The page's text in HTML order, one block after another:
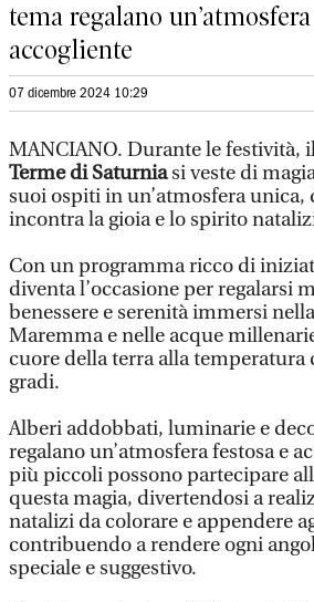
tema regalano
accogliente
07 dicembre 2024 10:29
MANCIANO. Durante le festività,
Terme di Saturniasi veste di
suoi ospiti in un’atmosfera unica,
incontra la gioia e lo spirito
Con un programma ricco di
diventa l’occasione per regalarsi
benessere e serenità immersi
Maremma e nelle acque
cuore della terra alla temperatura
gradi.
Alberi addobbati, luminarie e
regalano un’atmosfera festosa e
più piccoli possono partecipare
questa magia, divertendosi a
natalizi da colorare e appendere
contribuendo a rendere ogni
speciale e suggestivo.